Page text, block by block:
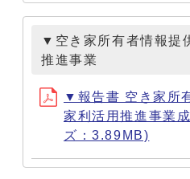
▼空き家所有者情報提
推進事業
▼報告書 空き家所
家利活⽤推進事業
ズ：3.89MB)